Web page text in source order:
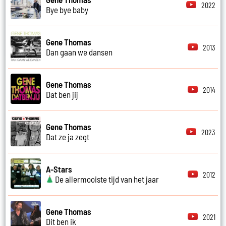
Bye bye baby
2022
Gene Thomas
Dan gaan we dansen
2013
Gene Thomas
Dat ben jij
2014
Gene Thomas
Dat ze ja zegt
2023
A-Stars
De allermooiste tijd van het jaar
2012
Gene Thomas
Dit ben ik
2021